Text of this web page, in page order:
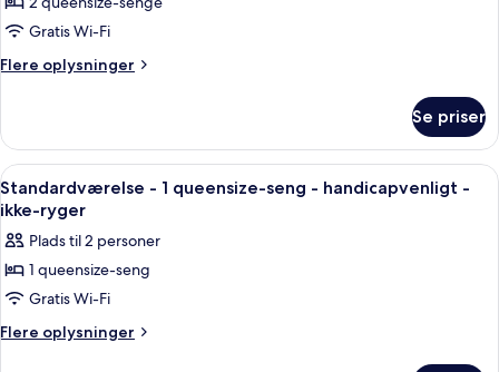
ikke-
ryger
-
2
queensize-
-
ryger
Gratis Wi-Fi
Flere oplysninger
Flere
-
queensize-
senge
ryger
Se priser
Indlæs
alle
billeder
af
Standardværelse
-
1
Et pænt og ryddeligt hotelværelse
6
Standardværelse - 1 queensize-seng - handicapvenligt -
ikke-ryger
Plads til 2 personer
1 queensize-seng
Gratis Wi-Fi
Flere oplysninger
Flere